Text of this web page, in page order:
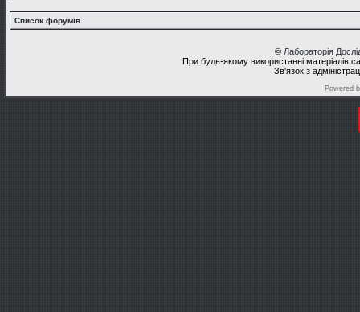
Список форумів
© Лабораторія
При будь-якому використанні матеріалів
Зв'язок з
Powered